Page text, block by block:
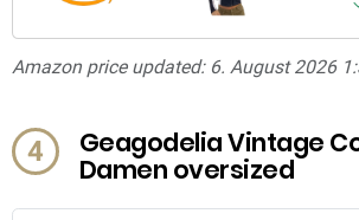
Amazon price updated: 6. August 2026
4 Geagodelia Vintage
Damen oversized